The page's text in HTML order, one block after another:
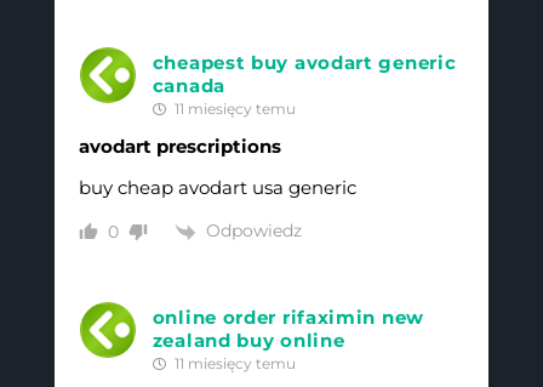
cheapest buy avodart generic
canada
11 miesięcy temu
avodart prescriptions
buy cheap avodart usa generic
0 Odpowiedz
online order rifaximin new
zealand buy online
11 miesięcy temu